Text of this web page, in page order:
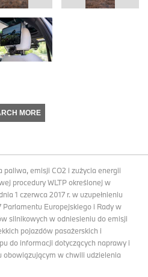
MORE
paliwa, emisji CO2 i zużycia energii
procedury WLTP określonej w
1 czerwca 2017 r. w uzupełnieniu
Europejskiego i Rady w
silnikowych w odniesieniu do emisji
pojazdów pasażerskich i
do informacji dotyczących naprawy i
w chwili udzielenia